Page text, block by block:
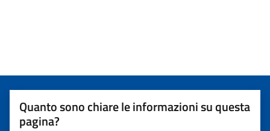
Quanto sono chiare le informazioni su questa
pagina?